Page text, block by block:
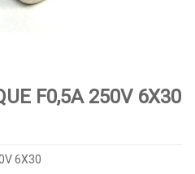
F0,5A 250V 6X30
6X30